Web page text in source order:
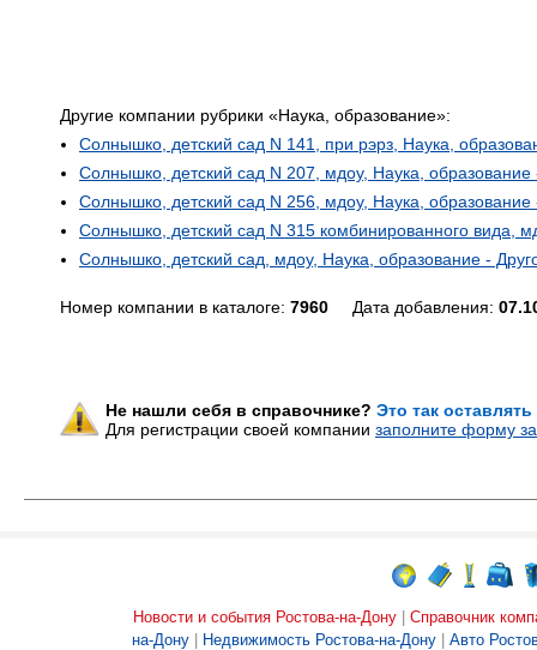
Другие компании рубрики «Наука, образование»:
Солнышко, детский сад N 141, при рэрз, Наука,
Солнышко, детский сад N 207, мдоу, Наука, образование
Солнышко, детский сад N 256, мдоу, Наука, образование
Солнышко, детский сад N 315 комбинированного вида,
Солнышко, детский сад, мдоу, Наука, образование -
Номер компании в каталоге: 7960 Дата добавления:
Не нашли себя в справочнике? Это так
Для регистрации своей компании заполните форму
Новости и события Ростова-на-Дону
Справочник
на-Дону
Недвижимость Ростова-на-Дону
Авто